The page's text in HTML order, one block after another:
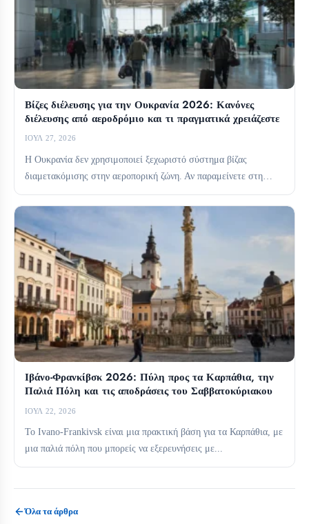
Βίζες διέλευσης για την Ουκρανία 2026: Κανόνες
διέλευσης από αεροδρόμιο και τι πραγματικά χρειάζεστε
ΙΟΎΛ 27, 2026
Η Ουκρανία δεν χρησιμοποιεί ξεχωριστό σύστημα βίζας
διαμετακόμισης στην αεροπορική ζώνη. Αν παραμείνετε στη
διεθνή ζώνη διαμετακόμισης, συνήθως...
Ιβάνο-Φρανκίβσκ 2026: Πύλη προς τα Καρπάθια, την
Παλιά Πόλη και τις αποδράσεις του Σαββατοκύριακου
ΙΟΎΛ 22, 2026
Το Ivano-Frankivsk είναι μια πρακτική βάση για τα Καρπάθια, με
μια παλιά πόλη που μπορείς να εξερευνήσεις με...
Όλα τα άρθρα